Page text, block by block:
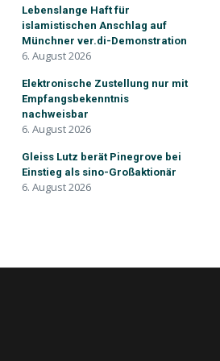
Lebenslange Haft für
islamistischen Anschlag auf
Münchner ver.di-Demonstration
6. August 2026
Elektronische Zustellung nur mit
Empfangsbekenntnis
nachweisbar
6. August 2026
Gleiss Lutz berät Pinegrove bei
Einstieg als sino-Großaktionär
6. August 2026